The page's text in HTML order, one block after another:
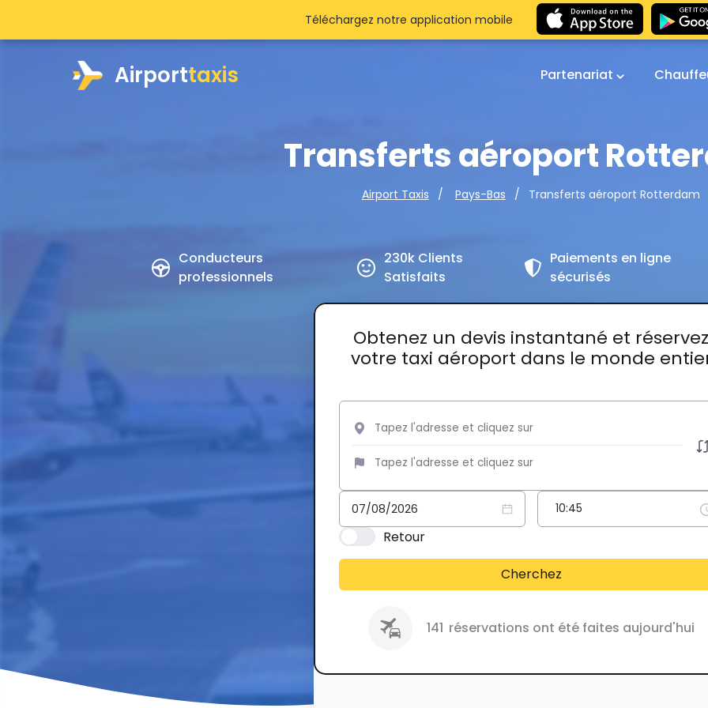
Airporttaxis Partenariat
Transferts aéroport
Airport Taxis Pays-Bas Transferts aéroport Rotterdam
Conducteurs
professionnels
230k Clients
Satisfaits
Paiements en ligne
sécurisés
Obtenez un devis instantané et réservez
votre taxi aéroport dans le monde
Retour
Cherchez
141 réservations ont été faites aujourd'hui
Téléchargez notre application mobile